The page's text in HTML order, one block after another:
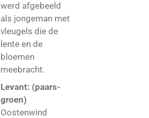
werd afgebeeld
als jongeman met
vleugels die de
lente en de
bloemen
meebracht.
Levant: (paars-
groen)
Oostenwind